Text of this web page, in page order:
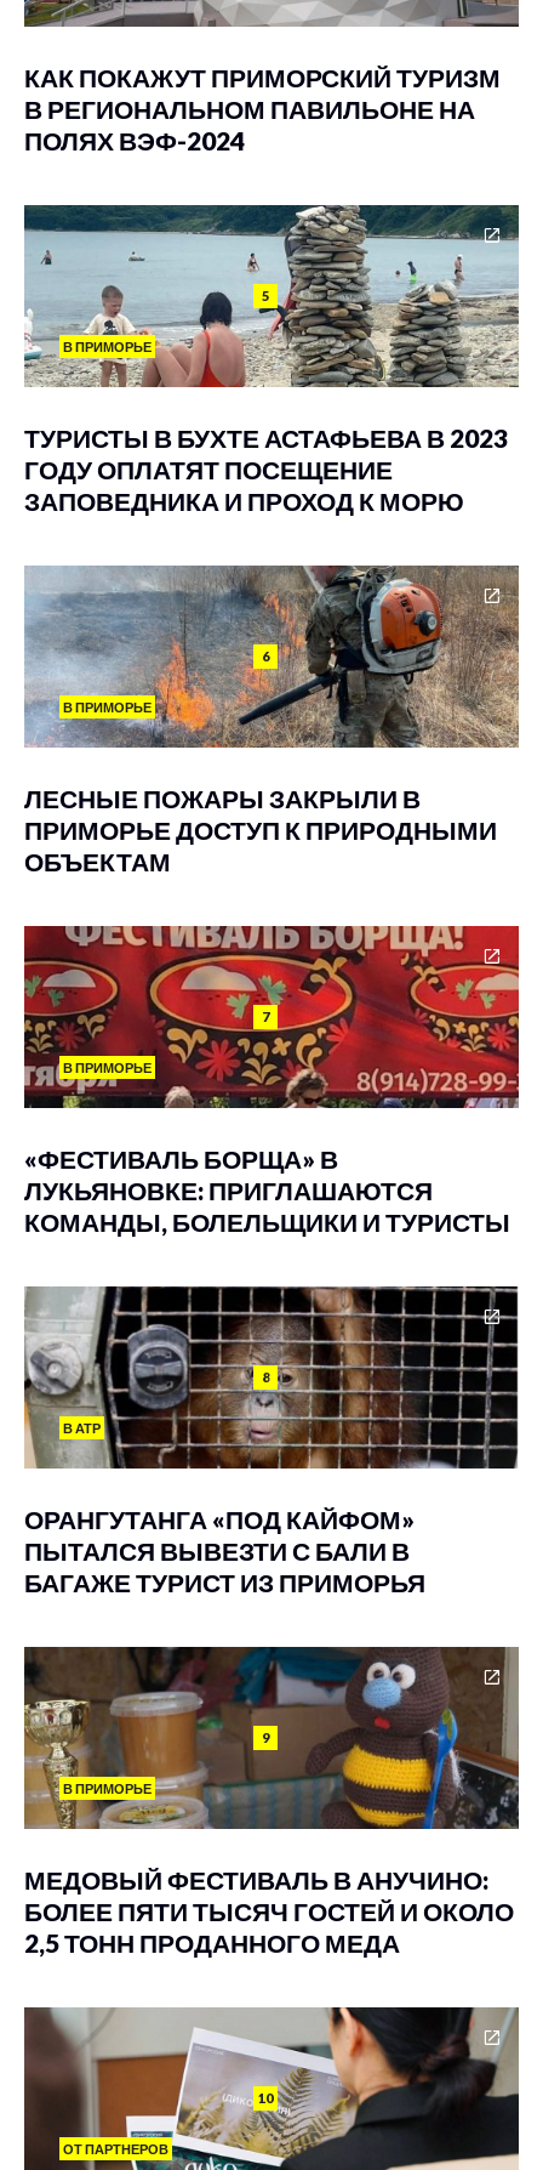
КАК ПОКАЖУТ ПРИМОРСКИЙ ТУРИЗМ
В РЕГИОНАЛЬНОМ ПАВИЛЬОНЕ НА
ПОЛЯХ ВЭФ-2024
5
В ПРИМОРЬЕ
ТУРИСТЫ В БУХТЕ АСТАФЬЕВА В 2023
ГОДУ ОПЛАТЯТ ПОСЕЩЕНИЕ
ЗАПОВЕДНИКА И ПРОХОД К МОРЮ
6
В ПРИМОРЬЕ
ЛЕСНЫЕ ПОЖАРЫ ЗАКРЫЛИ В
ПРИМОРЬЕ ДОСТУП К ПРИРОДНЫМИ
ОБЪЕКТАМ
7
В ПРИМОРЬЕ
«ФЕСТИВАЛЬ БОРЩА» В
ЛУКЬЯНОВКЕ: ПРИГЛАШАЮТСЯ
КОМАНДЫ, БОЛЕЛЬЩИКИ И ТУРИСТЫ
8
В АТР
ОРАНГУТАНГА «ПОД КАЙФОМ»
ПЫТАЛСЯ ВЫВЕЗТИ С БАЛИ В
БАГАЖЕ ТУРИСТ ИЗ ПРИМОРЬЯ
9
В ПРИМОРЬЕ
МЕДОВЫЙ ФЕСТИВАЛЬ В АНУЧИНО:
БОЛЕЕ ПЯТИ ТЫСЯЧ ГОСТЕЙ И ОКОЛО
2,5 ТОНН ПРОДАННОГО МЕДА
10
ОТ ПАРТНЕРОВ